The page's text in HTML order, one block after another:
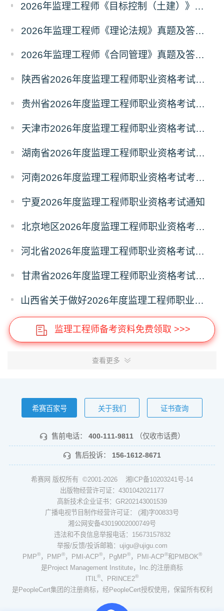
2026年监理工程师《目标控制（土建）》真题及答案解析（考后更新）
2026年监理工程师《理论法规》真题及答案解析（已更新）
2026年监理工程师《合同管理》真题及答案解析（已更新）
陕西省2026年度监理工程师职业资格考试考务通知
贵州省2026年度监理工程师职业资格考试报名通知
天津市2026年度监理工程师职业资格考试报名通知
湖南省2026年度监理工程师职业资格考试考务通知
河南2026年度监理工程师职业资格考试考务工作通知
宁夏2026年度监理工程师职业资格考试通知
北京地区2026年度监理工程师职业资格考试报名提示
河北省2026年度监理工程师职业资格考试考务工作通知
甘肃省2026年度监理工程师职业资格考试报名通知
山西省关于做好2026年度监理工程师职业资格考试考务工作的通知
监理工程师备考资料免费领取 >>>
查看更多
希赛百家号 关于我们 证书查询
售前电话： 400-111-9811 （仅收市话费）
售后投诉： 156-1612-8671
希赛网 版权所有 ©2001-2026 湘ICP备10203241号-14
出版物经营许可证：4301042021177
高新技术企业证书：GR202143001539
广播电视节目制作经营许可证： (湘)字00833号
湘公网安备43019002000749号
违法和不良信息举报电话：15673157832
举报/反馈/投诉邮箱：ujigu@ujigu.com
PMP®，PMP®，PMI-ACP®，PgMP®，PMI-ACP®和PMBOK®
是Project Management Institute，Inc.的注册商标
ITIL ®、PRINCE2®
是PeopleCert集团的注册商标，经PeopleCert授权使用，保留所有权利